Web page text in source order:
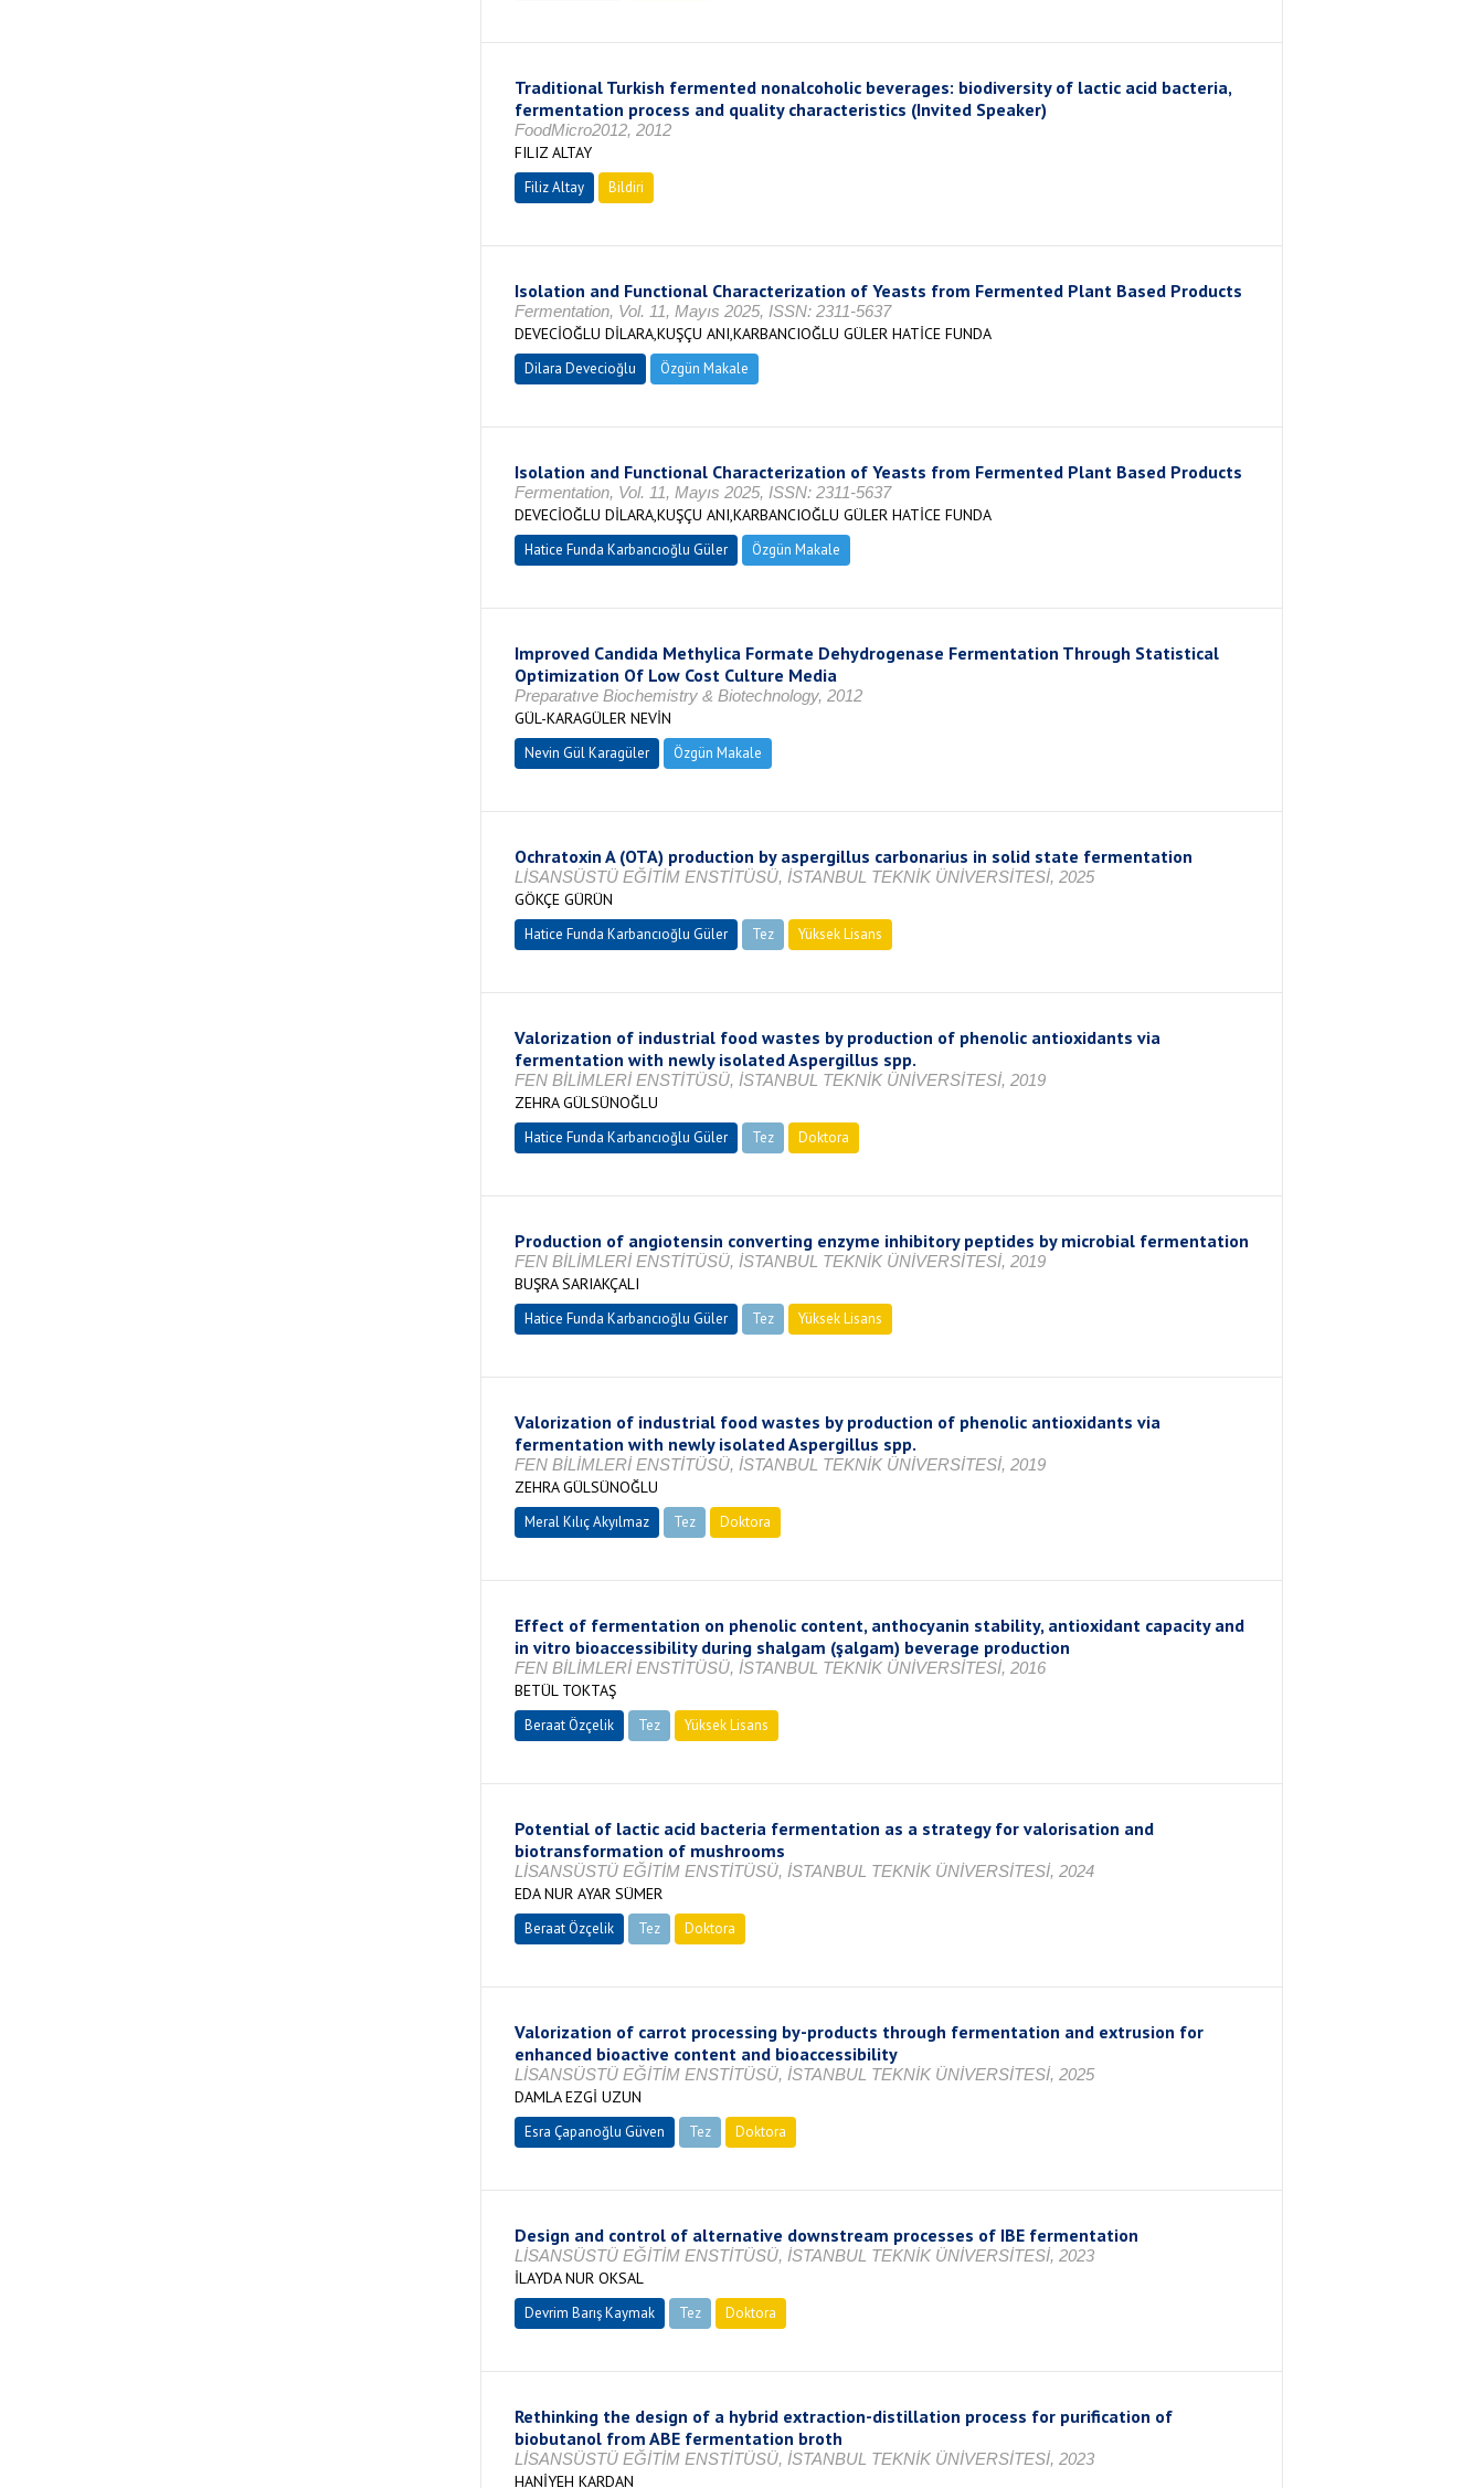
Traditional Turkish fermented nonalcoholic beverages: biodiversity of lactic acid bacteria,
fermentation process and quality characteristics (Invited Speaker)
FoodMicro2012, 2012
FILIZ ALTAY
Filiz Altay Bildiri
Isolation and Functional Characterization of Yeasts from Fermented Plant Based Products
Fermentation, Vol. 11, Mayıs 2025, ISSN: 2311-5637
DEVECİOĞLU DİLARA,KUŞÇU ANI,KARBANCIOĞLU GÜLER HATİCE FUNDA
Dilara Devecioğlu Özgün Makale
Isolation and Functional Characterization of Yeasts from Fermented Plant Based Products
Fermentation, Vol. 11, Mayıs 2025, ISSN: 2311-5637
DEVECİOĞLU DİLARA,KUŞÇU ANI,KARBANCIOĞLU GÜLER HATİCE FUNDA
Hatice Funda Karbancıoğlu Güler Özgün Makale
Improved Candida Methylica Formate Dehydrogenase Fermentation Through Statistical
Optimization Of Low Cost Culture Media
Preparatıve Biochemistry & Biotechnology, 2012
GÜL-KARAGÜLER NEVİN
Nevin Gül Karagüler Özgün Makale
Ochratoxin A (OTA) production by aspergillus carbonarius in solid state fermentation
LİSANSÜSTÜ EĞİTİM ENSTİTÜSÜ, İSTANBUL TEKNİK ÜNİVERSİTESİ, 2025
GÖKÇE GÜRÜN
Hatice Funda Karbancıoğlu Güler Tez Yüksek Lisans
Valorization of industrial food wastes by production of phenolic antioxidants via
fermentation with newly isolated Aspergillus spp.
FEN BİLİMLERİ ENSTİTÜSÜ, İSTANBUL TEKNİK ÜNİVERSİTESİ, 2019
ZEHRA GÜLSÜNOĞLU
Hatice Funda Karbancıoğlu Güler Tez Doktora
Production of angiotensin converting enzyme inhibitory peptides by microbial fermentation
FEN BİLİMLERİ ENSTİTÜSÜ, İSTANBUL TEKNİK ÜNİVERSİTESİ, 2019
BUŞRA SARIAKÇALI
Hatice Funda Karbancıoğlu Güler Tez Yüksek Lisans
Valorization of industrial food wastes by production of phenolic antioxidants via
fermentation with newly isolated Aspergillus spp.
FEN BİLİMLERİ ENSTİTÜSÜ, İSTANBUL TEKNİK ÜNİVERSİTESİ, 2019
ZEHRA GÜLSÜNOĞLU
Meral Kılıç Akyılmaz Tez Doktora
Effect of fermentation on phenolic content, anthocyanin stability, antioxidant capacity and
in vitro bioaccessibility during shalgam (şalgam) beverage production
FEN BİLİMLERİ ENSTİTÜSÜ, İSTANBUL TEKNİK ÜNİVERSİTESİ, 2016
BETÜL TOKTAŞ
Beraat Özçelik Tez Yüksek Lisans
Potential of lactic acid bacteria fermentation as a strategy for valorisation and
biotransformation of mushrooms
LİSANSÜSTÜ EĞİTİM ENSTİTÜSÜ, İSTANBUL TEKNİK ÜNİVERSİTESİ, 2024
EDA NUR AYAR SÜMER
Beraat Özçelik Tez Doktora
Valorization of carrot processing by-products through fermentation and extrusion for
enhanced bioactive content and bioaccessibility
LİSANSÜSTÜ EĞİTİM ENSTİTÜSÜ, İSTANBUL TEKNİK ÜNİVERSİTESİ, 2025
DAMLA EZGİ UZUN
Esra Çapanoğlu Güven Tez Doktora
Design and control of alternative downstream processes of IBE fermentation
LİSANSÜSTÜ EĞİTİM ENSTİTÜSÜ, İSTANBUL TEKNİK ÜNİVERSİTESİ, 2023
İLAYDA NUR OKSAL
Devrim Barış Kaymak Tez Doktora
Rethinking the design of a hybrid extraction-distillation process for purification of
biobutanol from ABE fermentation broth
LİSANSÜSTÜ EĞİTİM ENSTİTÜSÜ, İSTANBUL TEKNİK ÜNİVERSİTESİ, 2023
HANİYEH KARDAN